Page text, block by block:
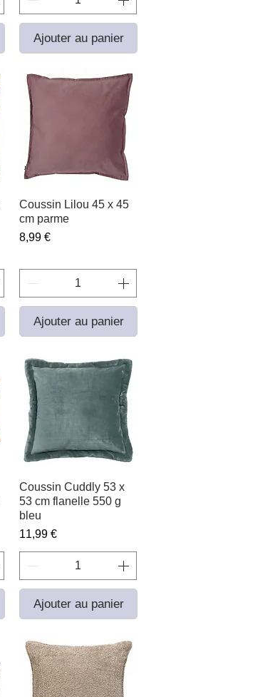
Ajouter au panier
Aperçu rapide
Coussin Lilou 45 x 45
cm parme
Prix
8,99 €
Ajouter au panier
Aperçu rapide
Coussin Cuddly 53 x
53 cm flanelle 550 g
bleu
Prix
11,99 €
Ajouter au panier